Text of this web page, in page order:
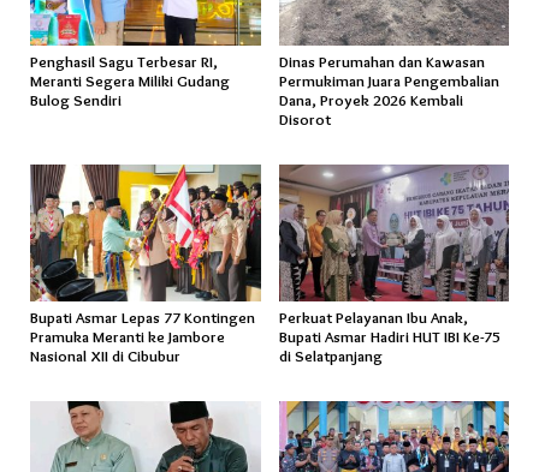
Penghasil Sagu Terbesar RI,
Meranti Segera Miliki Gudang
Bulog Sendiri
Dinas Perumahan dan Kawasan
Permukiman Juara Pengembalian
Dana, Proyek 2026 Kembali
Disorot
Bupati Asmar Lepas 77 Kontingen
Pramuka Meranti ke Jambore
Nasional XII di Cibubur
Perkuat Pelayanan Ibu Anak,
Bupati Asmar Hadiri HUT IBI Ke-75
di Selatpanjang